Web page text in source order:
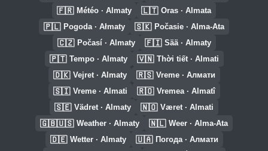
🇫🇷 Météo · Almaty 🇱🇹 Oras · Almata
🇵🇱 Pogoda · Ałmaty 🇸🇰 Počasie · Alma-Ata
🇨🇿 Počasí · Almaty 🇫🇮 Sää · Almaty
🇵🇹 Tempo · Almaty 🇻🇳 Thời tiết · Almati
🇩🇰 Vejret · Almaty 🇷🇸 Vreme · Алмати
🇸🇮 Vreme · Almati 🇷🇴 Vremea · Almatî
🇸🇪 Vädret · Almaty 🇳🇴 Været · Almati
🇬🇧🇺🇸 Weather · Almaty 🇳🇱 Weer · Alma-Ata
🇩🇪 Wetter · Almaty 🇺🇦 Погода · Алмати